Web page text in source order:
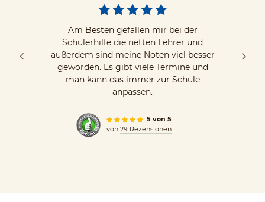
Am Besten gefallen mir bei der
Schülerhilfe die netten Lehrer und
außerdem sind meine Noten viel besser
geworden. Es gibt viele Termine und
man kann das immer zur Schule
anpassen.
5 von 5
von 29 Rezensionen